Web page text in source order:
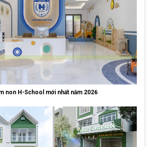
non H-School mới nhất năm 2026